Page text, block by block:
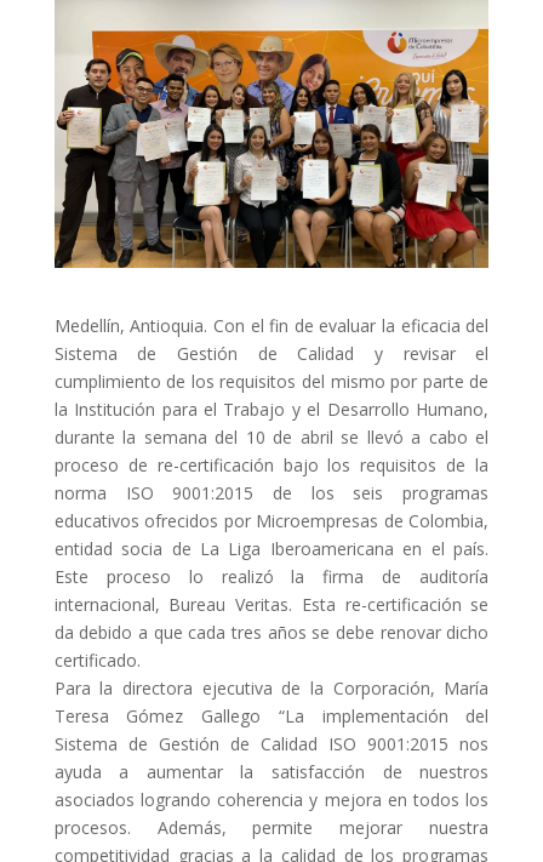
Medellín, Antioquia. Con el fin de evaluar la eficacia del
Sistema de Gestión de Calidad y revisar el
cumplimiento de los requisitos del mismo por parte de
la Institución para el Trabajo y el Desarrollo Humano,
durante la semana del 10 de abril se llevó a cabo el
proceso de re-certificación bajo los requisitos de la
norma ISO 9001:2015 de los seis programas
educativos ofrecidos por Microempresas de Colombia,
entidad socia de La Liga Iberoamericana en el país.
Este proceso lo realizó la firma de auditoría
internacional, Bureau Veritas. Esta re-certificación se
da debido a que cada tres años se debe renovar dicho
certificado.
Para la directora ejecutiva de la Corporación, María
Teresa Gómez Gallego “La implementación del
Sistema de Gestión de Calidad ISO 9001:2015 nos
ayuda a aumentar la satisfacción de nuestros
asociados logrando coherencia y mejora en todos los
procesos. Además, permite mejorar nuestra
competitividad gracias a la calidad de los programas
ACCIÓ SOCIAL I JOVES
ESPLAIS
SUPORT TERCER SECTOR
CONEIX FUNDESPLAI
La Fundació
L'equip
Missió i valors
Els comptes clars
Memòria d'activitats
Proposta educativa